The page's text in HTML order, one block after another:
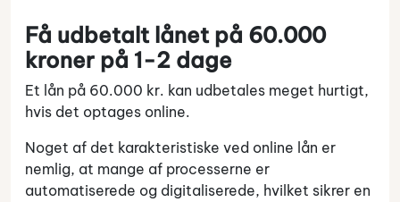
Få udbetalt lånet på 60.000
kroner på 1-2 dage
Et lån på 60.000 kr. kan udbetales meget hurtigt,
hvis det optages online.
Noget af det karakteristiske ved online lån er
nemlig, at mange af processerne er
automatiserede og digitaliserede, hvilket sikrer en